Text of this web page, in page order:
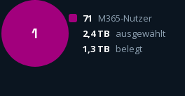
1
71
M365-Nutzer
2,4 TB ausgewählt
1,3 TB belegt